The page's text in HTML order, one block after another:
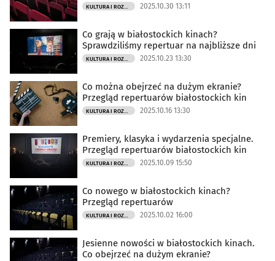
KULTURA I ROZRYWKA 2025.10.30 13:11
Co grają w białostockich kinach?
Sprawdziliśmy repertuar na najbliższe dni
KULTURA I ROZRYWKA 2025.10.23 13:30
Co można obejrzeć na dużym ekranie?
Przegląd repertuarów białostockich kin
KULTURA I ROZRYWKA 2025.10.16 13:30
Premiery, klasyka i wydarzenia specjalne.
Przegląd repertuarów białostockich kin
KULTURA I ROZRYWKA 2025.10.09 15:50
Co nowego w białostockich kinach?
Przegląd repertuarów
KULTURA I ROZRYWKA 2025.10.02 16:00
Jesienne nowości w białostockich kinach.
Co obejrzeć na dużym ekranie?